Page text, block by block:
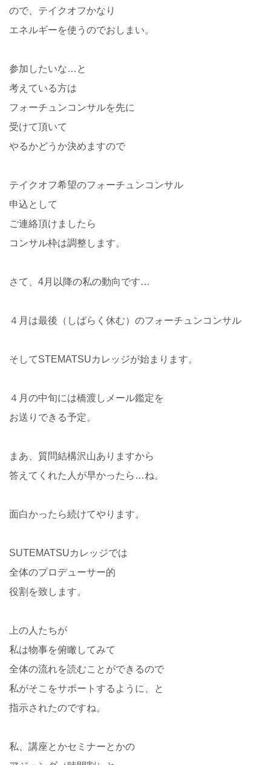
ので、テイクオフかなり
エネルギーを使うのでおしまい。
参加したいな…と
考えている方は
フォーチュンコンサルを先に
受けて頂いて
やるかどうか決めますので
テイクオフ希望のフォーチュンコンサル
申込として
ご連絡頂けましたら
コンサル枠は調整します。
さて、4月以降の私の動向です…
４月は最後（しばらく休む）のフォーチュンコンサル
そしてSTEMATSUカレッジが始まります。
４月の中旬には橋渡しメール鑑定を
お送りできる予定。
まあ、質問結構沢山ありますから
答えてくれた人が早かったら…ね。
面白かったら続けてやります。
SUTEMATSUカレッジでは
全体のプロデューサー的
役割を致します。
上の人たちが
私は物事を俯瞰してみて
全体の流れを読むことができるので
私がそこをサポートするように、と
指示されたのですね。
私、講座とかセミナーとかの